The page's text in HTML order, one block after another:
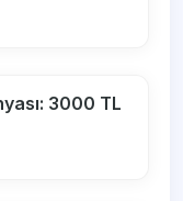
3000 TL